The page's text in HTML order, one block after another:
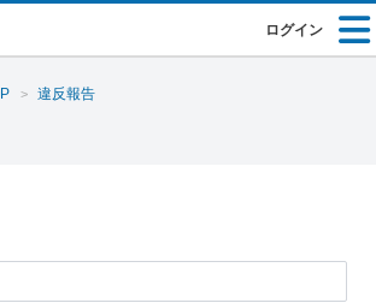
ログイン
違反報告